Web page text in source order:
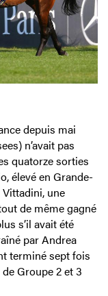
depuis mai
n’avait pas
quatorze sorties
élevé en Grande-
une
de même gagné
s’il avait été
par Andrea
terminé sept fois
Groupe 2 et 3